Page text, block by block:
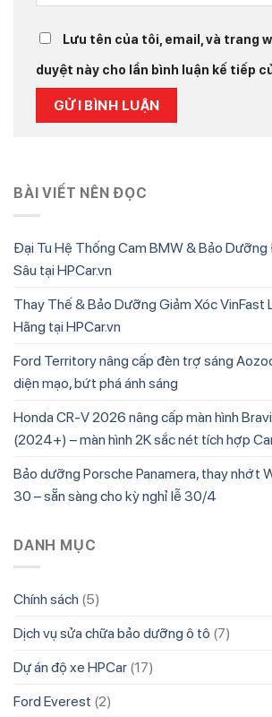
Lưu tên của tôi, email, và trang
duyệt này cho lần bình luận kế tiếp
BÀI VIẾT NÊN ĐỌC
Đại Tu Hệ Thống Cam BMW & Bảo
Sâu tại HPCar.vn
Thay Thế & Bảo Dưỡng Giảm Xóc VinFast
Hãng tại HPCar.vn
Ford Territory nâng cấp đèn trợ sáng
diện mạo, bứt phá ánh sáng
Honda CR-V 2026 nâng cấp màn hình
(2024+) – màn hình 2K sắc nét tích hợp
Bảo dưỡng Porsche Panamera, thay nhớt
30 – sẵn sàng cho kỳ nghỉ lễ 30/4
DANH MỤC
Chính sách (5)
Dịch vụ sửa chữa bảo dưỡng ô tô (7)
Dự án độ xe HPCar (17)
Ford Everest (2)